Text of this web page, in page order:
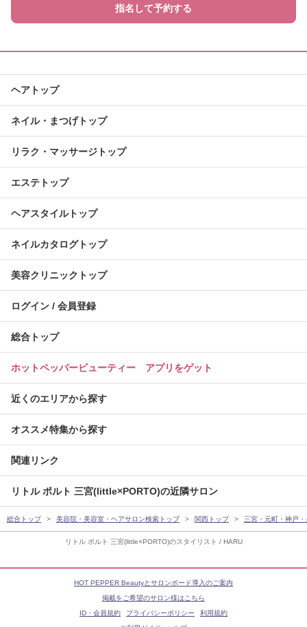
リトル ポルト 三宮(little×PORTO)のスタイリスト / HARU
指名して予約する
ヘアトップ
ネイル・まつげトップ
リラク・マッサージトップ
エステトップ
ヘアスタイルトップ
ネイルカタログトップ
美容クリニックトップ
ログイン / 会員登録
総合トップ
ホットペッパービューティー アプリをゲット
近くのエリアから探す
オススメ特集から探す
関連リンク
リトル ポルト 三宮(little×PORTO)の近隣サロン
総合トップ 美容院・美容室・ヘアサロン検索トップ 関西トップ 三宮・元町・神戸
HOT PEPPER Beautyとサロンボード導入のご案内
掲載をご希望のサロン様はこちら
ID・会員規約
プライバシーポリシー
利用規約